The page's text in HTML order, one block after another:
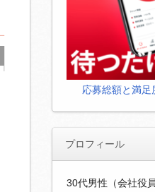
応募総額と満足
プロフィール
30代男性（会社役